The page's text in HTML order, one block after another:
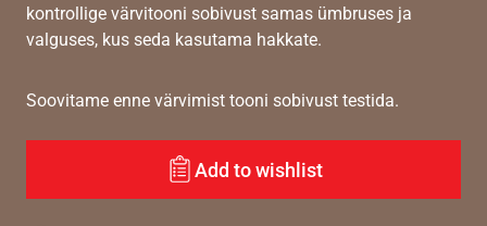
kontrollige värvitooni sobivust samas ümbruses ja
valguses, kus seda kasutama hakkate.
Soovitame enne värvimist tooni sobivust testida.
Add to wishlist